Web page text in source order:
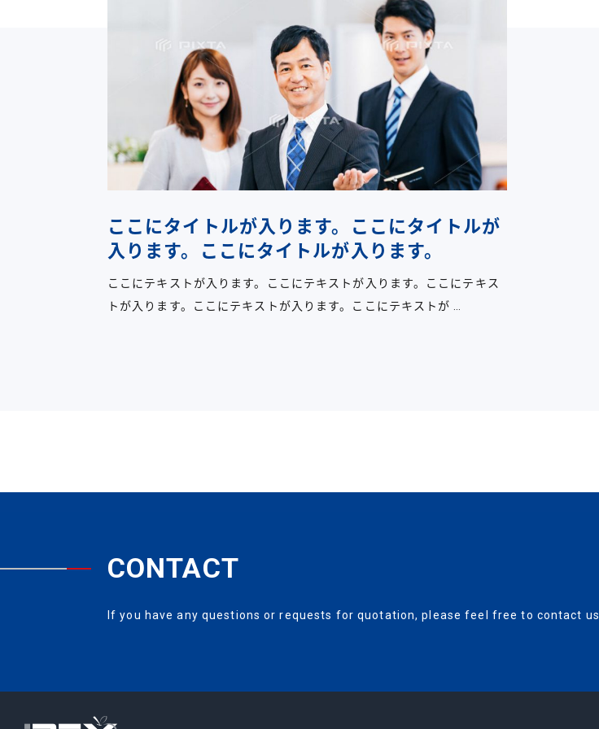
ここにタイトルが入ります。ここにタイトルが
入ります。ここにタイトルが入ります。
ここにテキストが入ります。ここにテキストが入ります。ここにテキス
トが入ります。ここにテキストが入ります。ここにテキストが …
CONTACT
If you have any questions or requests for quotation, please feel free to contact us.